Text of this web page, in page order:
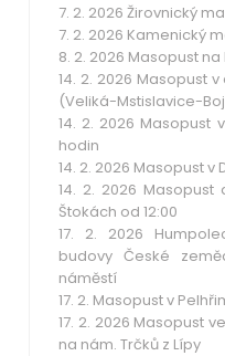
7. 2. 2026 Žirovnický
7. 2. 2026 Kamenický
8. 2. 2026 Masopust
14. 2. 2026 Masopust
(Veliká-Mstislavice-
14. 2. 2026 Masopust
hodin
14. 2. 2026 Masopust
14. 2. 2026
Štokách od 12:00
17. 2. 2026
budovy České
náměstí
17. 2. Masopust v
17. 2. 2026 Masopust
na nám. Trčků z Lípy